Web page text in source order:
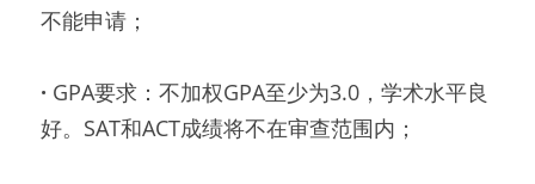
不能申请；
· GPA要求：不加权GPA至少为3.0，学术水平良
好。SAT和ACT成绩将不在审查范围内；